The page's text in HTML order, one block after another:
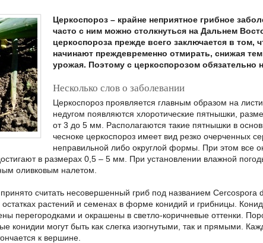
Церкоспороз – крайне неприятное грибное
часто с ним можно столкнуться на Дальнем
церкоспороза прежде всего заключается в том,
начинают преждевременно отмирать, снижая
урожая. Поэтому с церкоспорозом обязательно
Несколько слов о заболевании
Церкоспороз проявляется главным образом на
недугом появляются хлоротические пятнышки,
от 3 до 5 мм. Располагаются такие пятнышки в
чесноке церкоспороз имеет вид резко очерченных
неправильной либо округлой формы. При этом все
в размерах 0,5 – 5 мм. При установлении влажной
оливковым налетом.
считать несовершенный гриб под названием Cercospora
растений и семенах в форме конидий и грибницы.
перегородками и окрашены в светло-коричневые оттенки.
конидии могут быть как слегка изогнутыми, так и прямыми.
к вершине.